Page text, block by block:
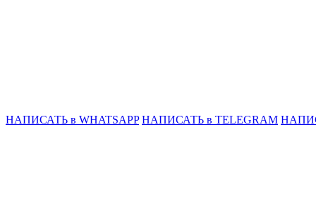
НАПИСАТЬ в WHATSAPP НАПИСАТЬ в TELEGRAM